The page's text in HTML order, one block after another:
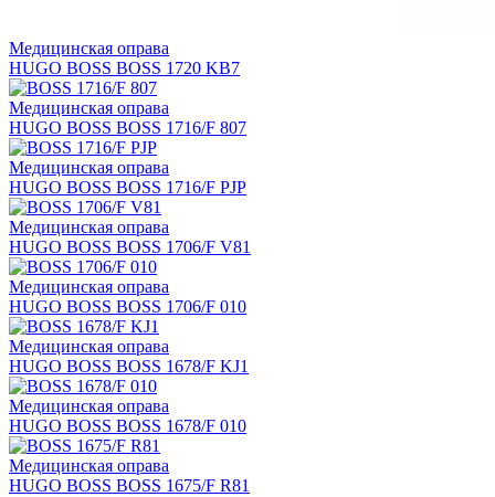
Медицинская оправа
HUGO BOSS BOSS 1720 KB7
Медицинская оправа
HUGO BOSS BOSS 1716/F 807
Медицинская оправа
HUGO BOSS BOSS 1716/F PJP
Медицинская оправа
HUGO BOSS BOSS 1706/F V81
Медицинская оправа
HUGO BOSS BOSS 1706/F 010
Медицинская оправа
HUGO BOSS BOSS 1678/F KJ1
Медицинская оправа
HUGO BOSS BOSS 1678/F 010
Медицинская оправа
HUGO BOSS BOSS 1675/F R81